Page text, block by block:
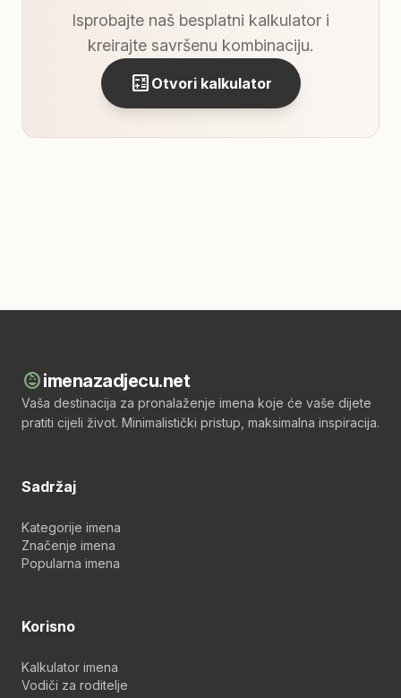
Isprobajte naš besplatni kalkulator i
kreirajte savršenu kombinaciju.
calculate Otvori kalkulator
child_careimenazadjecu.net
Vaša destinacija za pronalaženje imena koje će vaše dijete
pratiti cijeli život. Minimalistički pristup, maksimalna inspiracija.
Sadržaj
Kategorije imena
Značenje imena
Popularna imena
Korisno
Kalkulator imena
Vodiči za roditelje